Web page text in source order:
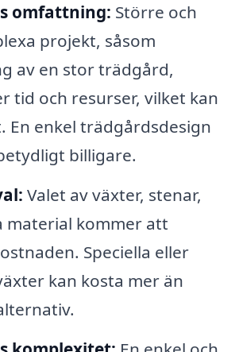
omfattning: Större och
projekt, såsom
av en stor trädgård,
tid och resurser, vilket kan
En enkel trädgårdsdesign
billigare.
Valet av växter, stenar,
material kommer att
Speciella eller
kan kosta mer än